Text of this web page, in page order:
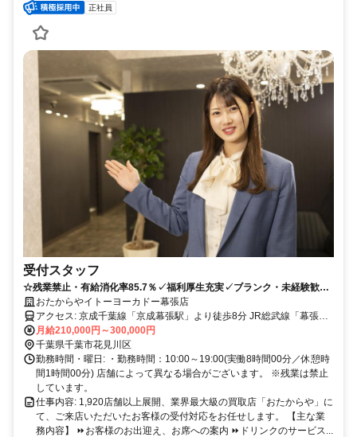
正社員
受付スタッフ
☆残業禁止・有給消化率85.7％✓福利厚生充実✓ブランク・未経験歓
迎！おたからやイトーヨーカドー幕張店
アクセス: 京成千葉線「京成幕張駅」より徒歩8分 JR総武線「幕張
駅」より徒歩10分 国道14号(千葉街道)沿い、「幕張公園」交差点そ
ば
月給210,000円～300,000円
千葉県千葉市花見川区
勤務時間・曜日: ・勤務時間：10:00～19:00(実働8時間00分／休憩時
間1時間00分) 店舗によって異なる場合がございます。 ※残業は禁止
しています。
仕事内容: 1,920店舗以上展開、業界最大級の買取店「おたからや」に
て、ご来店いただいたお客様の受付対応をお任せします。 【主な業
務内容】 ⏩お客様のお出迎え、お席への案内 ⏩ドリンクのサービス...